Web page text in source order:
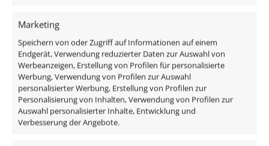
Marketing
Speichern von oder Zugriff auf Informationen auf einem
Endgerät, Verwendung reduzierter Daten zur Auswahl von
Werbeanzeigen, Erstellung von Profilen für personalisierte
Werbung, Verwendung von Profilen zur Auswahl
personalisierter Werbung, Erstellung von Profilen zur
Personalisierung von Inhalten, Verwendung von Profilen zur
Auswahl personalisierter Inhalte, Entwicklung und
Verbesserung der Angebote.
Milchglasscheibe mit einem Abstrahlwinkel von 120°,
ist austauschbar und ist direkt anschlussfertig an 230V,
da alle benötigten Komponenten im Lieferumfang
enthalten sind:
Hier geht's zu unseren Innenringen
Forma Tube Aufbaustrahler schwarz matt